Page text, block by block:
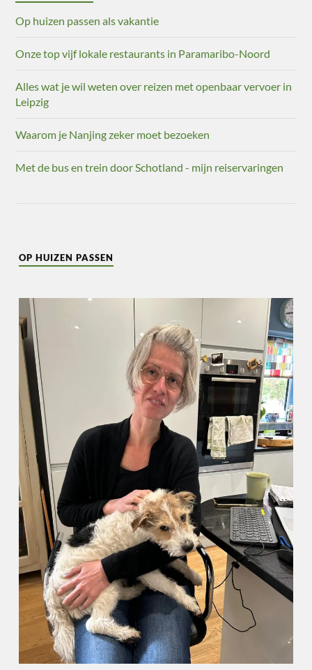
Op huizen passen als vakantie
Onze top vijf lokale restaurants in Paramaribo-Noord
Alles wat je wil weten over reizen met openbaar vervoer in
Leipzig
Waarom je Nanjing zeker moet bezoeken
Met de bus en trein door Schotland - mijn reiservaringen
OP HUIZEN PASSEN